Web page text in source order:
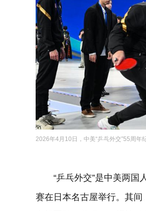
2026年4月10日，中美“乒乓外交”55周
“乒乓外交”是中美两国
赛在日本名古屋举行。其